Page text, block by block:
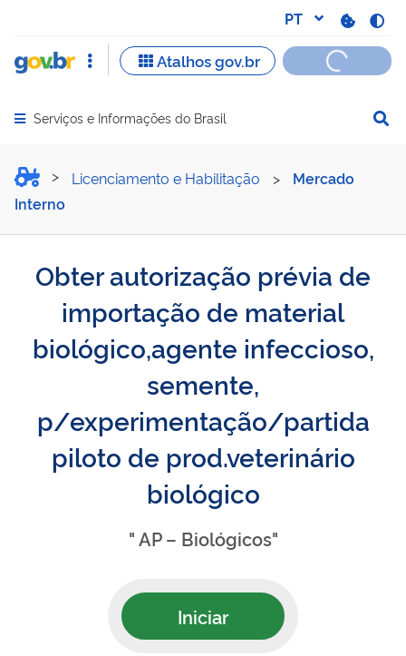
Abrir menu principal de navegação
Serviços e Informações do Brasil
Obter autorização prévia
Licenciamento e Habilitação >
Mercado
Interno
Obter autorização prévia de
importação de material
biológico,agente infeccioso,
semente,
p/experimentação/partida
piloto de prod.veterinário
biológico
" AP – Biológicos"
Iniciar